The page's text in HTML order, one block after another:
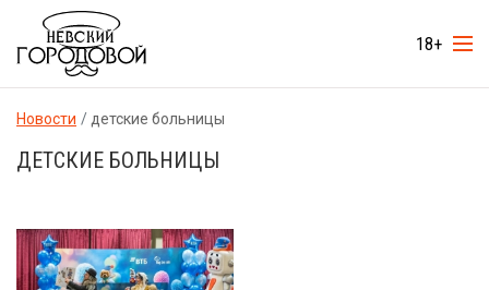
18+
Новости детские больницы
ДЕТСКИЕ БОЛЬНИЦЫ